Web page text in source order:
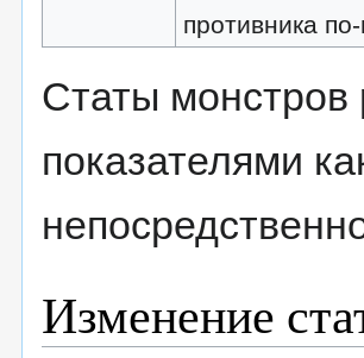
противника
Статы монстров
показателями
Изменение